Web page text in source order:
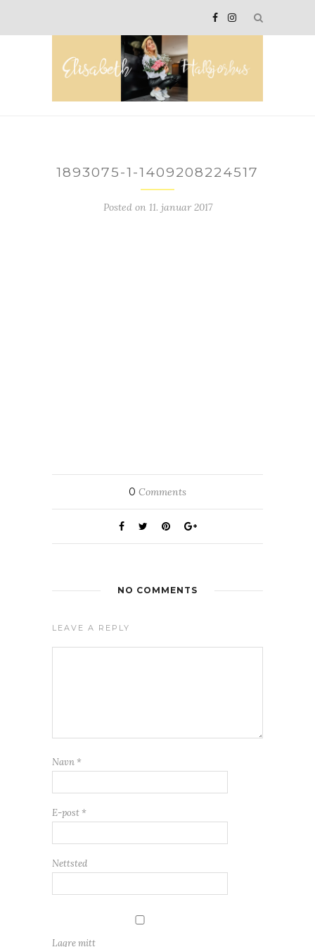
1893075-1-1409208224517
Posted on 11. januar 2017
0 Comments
NO COMMENTS
LEAVE A REPLY
Navn *
E-post *
Nettsted
Lagre mitt